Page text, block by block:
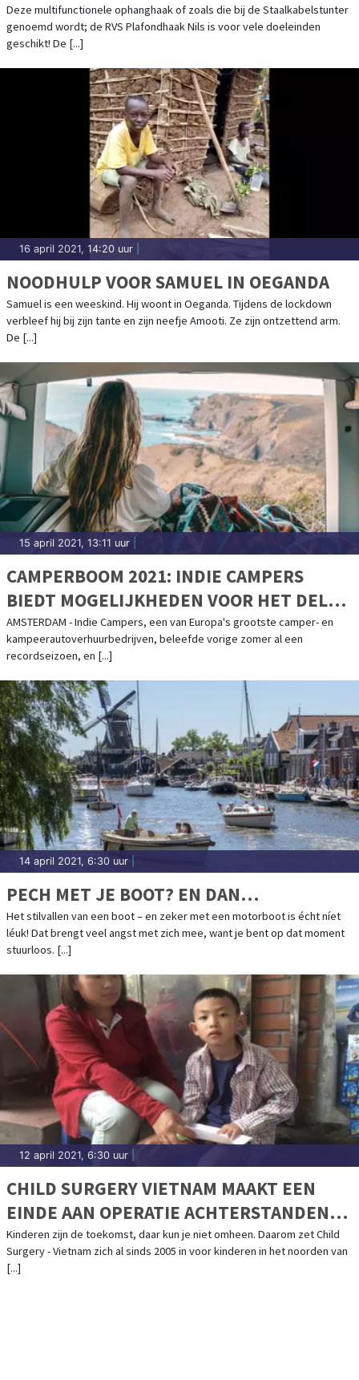
Deze multifunctionele ophanghaak of zoals die bij de Staalkabelstunter
genoemd wordt; de RVS Plafondhaak Nils is voor vele doeleinden
geschikt! De [...]
16 april 2021, 14:20 uur
NOODHULP VOOR SAMUEL IN OEGANDA
Samuel is een weeskind. Hij woont in Oeganda. Tijdens de lockdown
verbleef hij bij zijn tante en zijn neefje Amooti. Ze zijn ontzettend arm.
De [...]
15 april 2021, 13:11 uur
CAMPERBOOM 2021: INDIE CAMPERS
BIEDT MOGELIJKHEDEN VOOR HET DELEN
VAN CAMPERS
AMSTERDAM - Indie Campers, een van Europa's grootste camper- en
kampeerautoverhuurbedrijven, beleefde vorige zomer al een
recordseizoen, en [...]
14 april 2021, 6:30 uur
PECH MET JE BOOT? EN DAN…
Het stilvallen van een boot – en zeker met een motorboot is écht níet
léuk! Dat brengt veel angst met zich mee, want je bent op dat moment
stuurloos. [...]
12 april 2021, 6:30 uur
CHILD SURGERY VIETNAM MAAKT EEN
EINDE AAN OPERATIE ACHTERSTANDEN
BIJ KINDEREN
Kinderen zijn de toekomst, daar kun je niet omheen. Daarom zet Child
Surgery - Vietnam zich al sinds 2005 in voor kinderen in het noorden van
[...]